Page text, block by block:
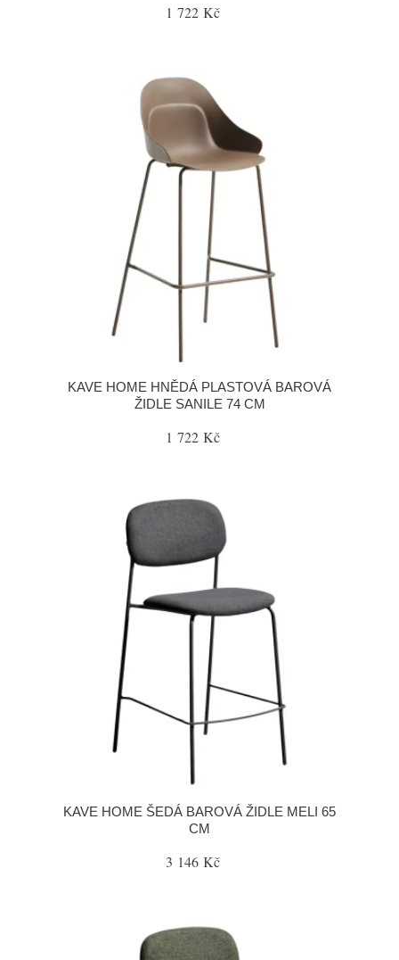
1 722 Kč
KAVE HOME HNĚDÁ PLASTOVÁ BAROVÁ
ŽIDLE SANILE 74 CM
1 722 Kč
KAVE HOME ŠEDÁ BAROVÁ ŽIDLE MELI 65
CM
3 146 Kč